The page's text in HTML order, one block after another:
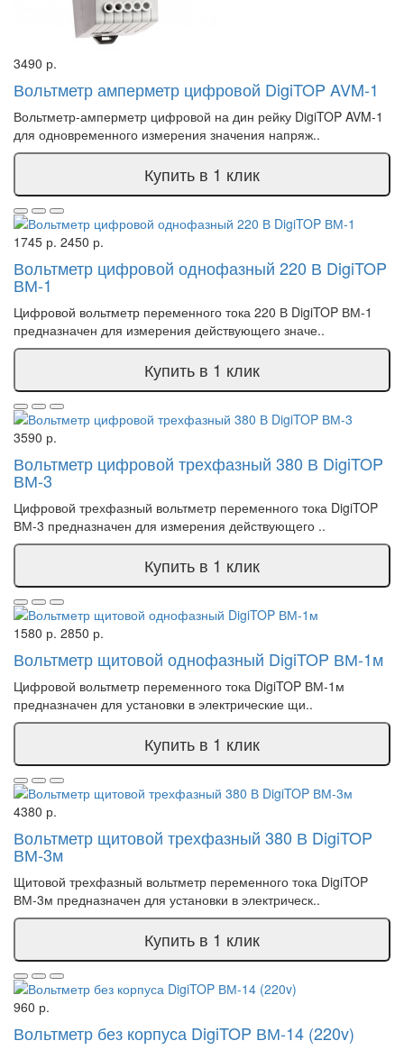
3490 р.
Вольтметр амперметр цифровой DigiTOP AVM-1
Вольтметр-амперметр цифровой на дин рейку DigiTOP AVM-1
для одновременного измерения значения напряж..
Купить в 1 клик
1745 р. 2450 р.
Вольтметр цифровой однофазный 220 В DigiTOP
ВМ-1
Цифровой вольтметр переменного тока 220 В DigiTOP ВМ-1
предназначен для измерения действующего значе..
Купить в 1 клик
3590 р.
Вольтметр цифровой трехфазный 380 В DigiTOP
ВМ-3
Цифровой трехфазный вольтметр переменного тока DigiTOP
ВМ-3 предназначен для измерения действующего ..
Купить в 1 клик
1580 р. 2850 р.
Вольтметр щитовой однофазный DigiTOP ВМ-1м
Цифровой вольтметр переменного тока DigiTOP ВМ-1м
предназначен для установки в электрические щи..
Купить в 1 клик
4380 р.
Вольтметр щитовой трехфазный 380 В DigiTOP
ВМ-3м
Щитовой трехфазный вольтметр переменного тока DigiTOP
ВМ-3м предназначен для установки в электрическ..
Купить в 1 клик
960 р.
Вольтметр без корпуса DigiTOP ВМ-14 (220v)